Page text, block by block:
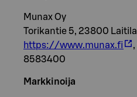
Munax Oy
Torikantie 5, 23800 Laitila
https://www.munax.fi
,
8583400
Markkinoija